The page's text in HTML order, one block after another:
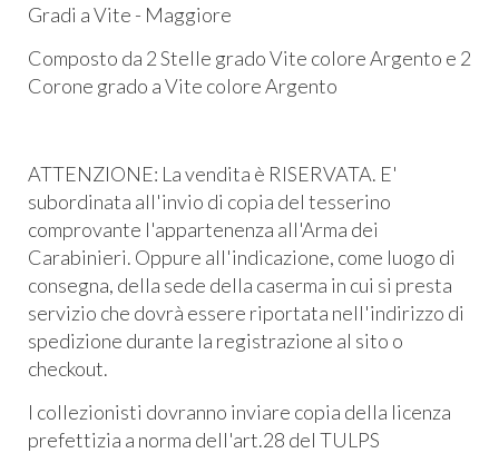
Gradi a Vite - Maggiore
Composto da 2 Stelle grado Vite colore Argento e 2
Corone grado a Vite colore Argento
ATTENZIONE: La vendita è RISERVATA. E'
subordinata all'invio di copia del tesserino
comprovante l'appartenenza all'Arma dei
Carabinieri. Oppure all'indicazione, come luogo di
consegna, della sede della caserma in cui si presta
servizio che dovrà essere riportata nell'indirizzo di
spedizione durante la registrazione al sito o
checkout.
I collezionisti dovranno inviare copia della licenza
prefettizia a norma dell'art.28 del TULPS